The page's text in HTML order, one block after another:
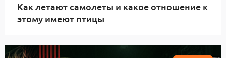
Как летают самолеты и какое отношение к
этому имеют птицы